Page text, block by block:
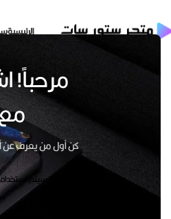
مرحباً!
كن أول من يعرف عن
سيتم
الرئيسية